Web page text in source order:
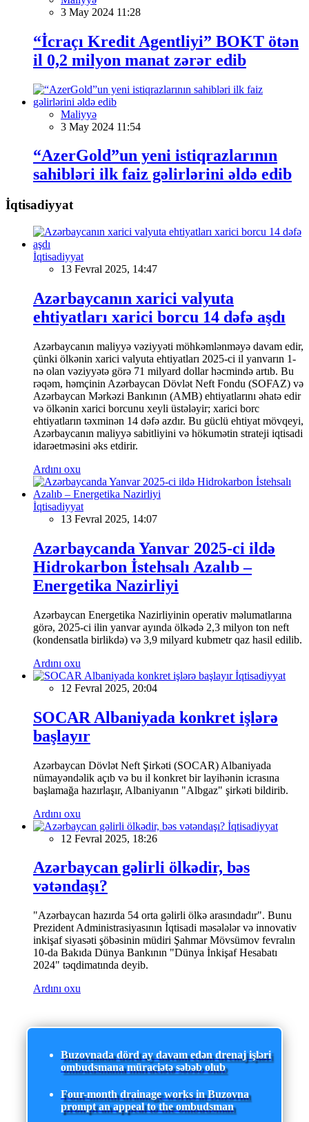
3 May 2024 11:28
“İcraçı Kredit Agentliyi” BOKT ötən
il 0,2 milyon manat zərər edib
Maliyyə
3 May 2024 11:54
“AzerGold”un yeni istiqrazlarının
sahibləri ilk faiz gəlirlərini əldə edib
İqtisadiyyat
İqtisadiyyat
13 Fevral 2025, 14:47
Azərbaycanın xarici valyuta
ehtiyatları xarici borcu 14 dəfə aşdı
Azərbaycanın maliyyə vəziyyəti möhkəmlənməyə davam edir,
çünki ölkənin xarici valyuta ehtiyatları 2025-ci il yanvarın 1-
nə olan vəziyyətə görə 71 milyard dollar həcmində artıb. Bu
rəqəm, həmçinin Azərbaycan Dövlət Neft Fondu (SOFAZ) və
Azərbaycan Mərkəzi Bankının (AMB) ehtiyatlarını əhatə edir
və ölkənin xarici borcunu xeyli üstələyir; xarici borc
ehtiyatların təxminən 14 dəfə azdır. Bu güclü ehtiyat mövqeyi,
Azərbaycanın maliyyə sabitliyini və hökumətin strateji iqtisadi
idarəetməsini əks etdirir.
Ardını oxu
İqtisadiyyat
13 Fevral 2025, 14:07
Azərbaycanda Yanvar 2025-ci ildə
Hidrokarbon İstehsalı Azalıb –
Energetika Nazirliyi
Azərbaycan Energetika Nazirliyinin operativ məlumatlarına
görə, 2025-ci ilin yanvar ayında ölkədə 2,3 milyon ton neft
(kondensatla birlikdə) və 3,9 milyard kubmetr qaz hasil edilib.
Ardını oxu
İqtisadiyyat
12 Fevral 2025, 20:04
SOCAR Albaniyada konkret işlərə
başlayır
Azərbaycan Dövlət Neft Şirkəti (SOCAR) Albaniyada
nümayəndəlik açıb və bu il konkret bir layihənin icrasına
başlamağa hazırlaşır, Albaniyanın "Albgaz" şirkəti bildirib.
Ardını oxu
İqtisadiyyat
12 Fevral 2025, 18:26
Azərbaycan gəlirli ölkədir, bəs
vətəndaşı?
"Azərbaycan hazırda 54 orta gəlirli ölkə arasındadır". Bunu
Prezident Administrasiyasının İqtisadi məsələlər və innovativ
inkişaf siyasəti şöbəsinin müdiri Şahmar Mövsümov fevralın
10-da Bakıda Dünya Bankının "Dünya İnkişaf Hesabatı
2024" təqdimatında deyib.
Ardını oxu
Buzovnada dörd ay davam edən drenaj işləri
ombudsmana müraciətə səbəb olub
Four-month drainage works in Buzovna
prompt an appeal to the ombudsman